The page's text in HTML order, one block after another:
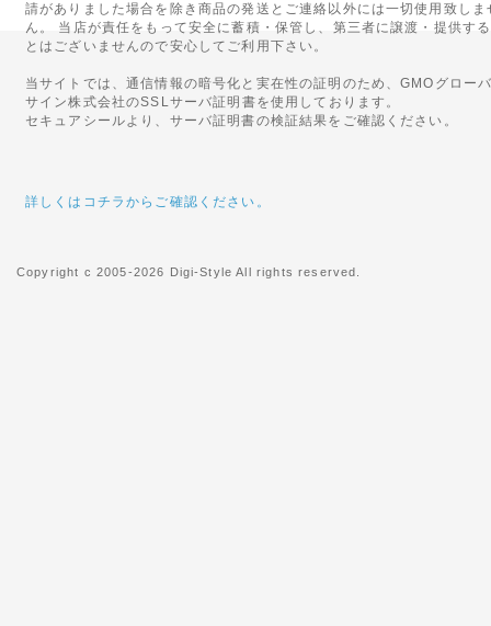
2013年05月10日
◇au(ezweb)携帯をご利用
au(ezweb)携帯をご利用のお客
い事例が多数発生しております
ご確認をお願いいたします
◇阪神・淡路大震災から20
でご冥福をお祈りいたします。
請がありました場合を除き商品の発送とご連絡以外には一切使用致しま
ん。 当店が責任をもって安全に蓄積・保管し、第三者に譲渡・提供す
とはございませんので安心してご利用下さい。
当サイトでは、通信情報の暗号化と実在性の証明のため、GMOグロー
サイン株式会社のSSLサーバ証明書を使用しております。
セキュアシールより、サーバ証明書の検証結果をご確認ください。
詳しくはコチラからご確認ください。
Copyright c 2005-2026 Digi-Style All rights reserved.